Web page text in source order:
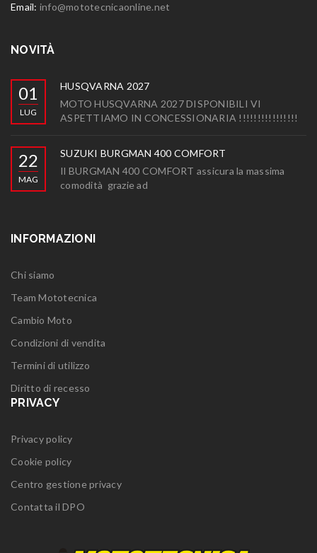
Email: info@mototecnicaonline.net
NOVITÀ
01
LUG
HUSQVARNA 2027
MOTO HUSQVARNA 2027 DISPONIBILI VI
ASPETTIAMO IN CONCESSIONARIA !!!!!!!!!!!!!!!!
22
MAG
SUZUKI BURGMAN 400 COMFORT
Il BURGMAN 400 COMFORT assicura la massima
comodità grazie ad
INFORMAZIONI
Chi siamo
Team Mototecnica
Cambio Moto
Condizioni di vendita
Termini di utilizzo
Diritto di recesso
PRIVACY
Privacy policy
Cookie policy
Centro gestione privacy
Contatta il DPO